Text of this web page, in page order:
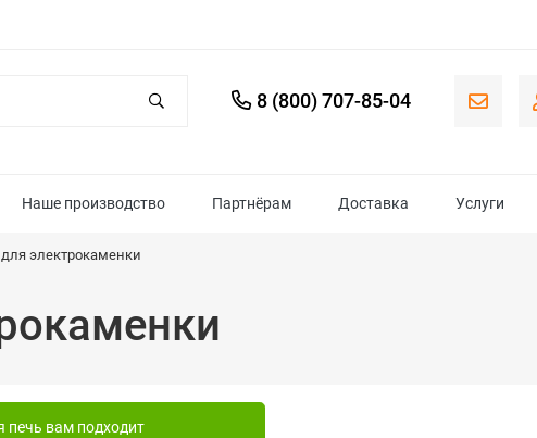
8 (800) 707-85-04
Наше производство Партнёрам Доставка Услуги
электрокаменки
печь вам подходит